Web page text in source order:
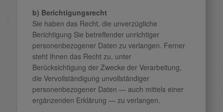
b) Berichtigungsrecht
Sie haben das Recht, die unverzügliche
Berichtigung Sie betreffender unrichtiger
personenbezogener Daten zu verlangen. Ferner
steht Ihnen das Recht zu, unter
Berücksichtigung der Zwecke der Verarbeitung,
die Vervollständigung unvollständiger
personenbezogener Daten — auch mittels einer
ergänzenden Erklärung — zu verlangen.